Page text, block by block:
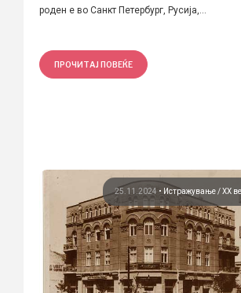
роден е во Санкт Петербург, Русија,...
ПРОЧИТАЈ ПОВЕЌЕ
25.11.2024 • Истражување ХХ